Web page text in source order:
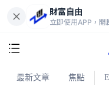
財富自由
立即使用APP，開
最新文章 焦點